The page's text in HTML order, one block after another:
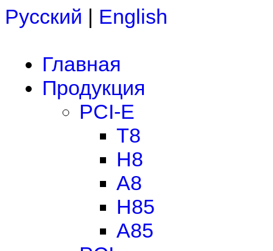
Русский | English
Главная
Продукция
PCI-E
T8
H8
A8
H85
A85